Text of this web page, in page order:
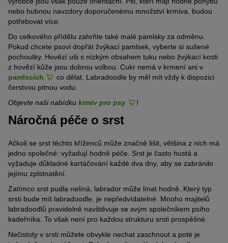
nebo hubnou navzdory doporučenému množství krmiva, budou
potřebovat více.
Do celkového přídělu zahrňte také malé pamlsky za odměnu.
Pokud chcete psovi dopřát žvýkací pamlsek, vyberte si sušené
pochoutky. Hovězí uši s nízkým obsahem tuku nebo žvýkací kosti
z hovězí kůže jsou dobrou volbou. Cukr nemá v krmení ani v
pamlscích
co dělat. Labradoodle by měl mít vždy k dispozici
čerstvou pitnou vodu.
Objevte naši nabídku krmiv pro psy !
Náročná péče o srst
Ačkoli se srst těchto kříženců může značně lišit, většina z nich má
jedno společné: vyžadují hodně péče. Srst je často hustá a
vyžaduje důkladné kartáčování každé dva dny, aby se zabránilo
jejímu zplstnatění.
Zatímco srst pudla nelíná, labrador může línat hodně. Který typ
srsti bude mít labradoodle, je nepředvídatelné. Mnoho majitelů
labradoodlů pravidelně navštěvuje se svým společníkem psího
kadeřníka. To však není pro každou strukturu srsti prospěšné.
Nečistoty v srsti můžete obvykle nechat zaschnout a poté je